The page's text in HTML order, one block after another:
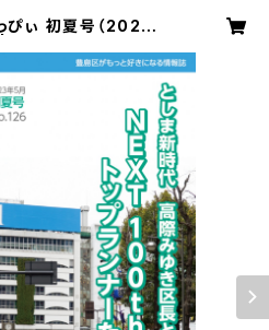
ぴぃ 初夏号（2023.